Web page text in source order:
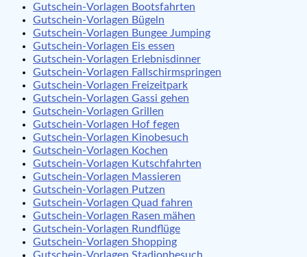
Gutschein-Vorlagen Bootsfahrten
Gutschein-Vorlagen Bügeln
Gutschein-Vorlagen Bungee Jumping
Gutschein-Vorlagen Eis essen
Gutschein-Vorlagen Erlebnisdinner
Gutschein-Vorlagen Fallschirmspringen
Gutschein-Vorlagen Freizeitpark
Gutschein-Vorlagen Gassi gehen
Gutschein-Vorlagen Grillen
Gutschein-Vorlagen Hof fegen
Gutschein-Vorlagen Kinobesuch
Gutschein-Vorlagen Kochen
Gutschein-Vorlagen Kutschfahrten
Gutschein-Vorlagen Massieren
Gutschein-Vorlagen Putzen
Gutschein-Vorlagen Quad fahren
Gutschein-Vorlagen Rasen mähen
Gutschein-Vorlagen Rundflüge
Gutschein-Vorlagen Shopping